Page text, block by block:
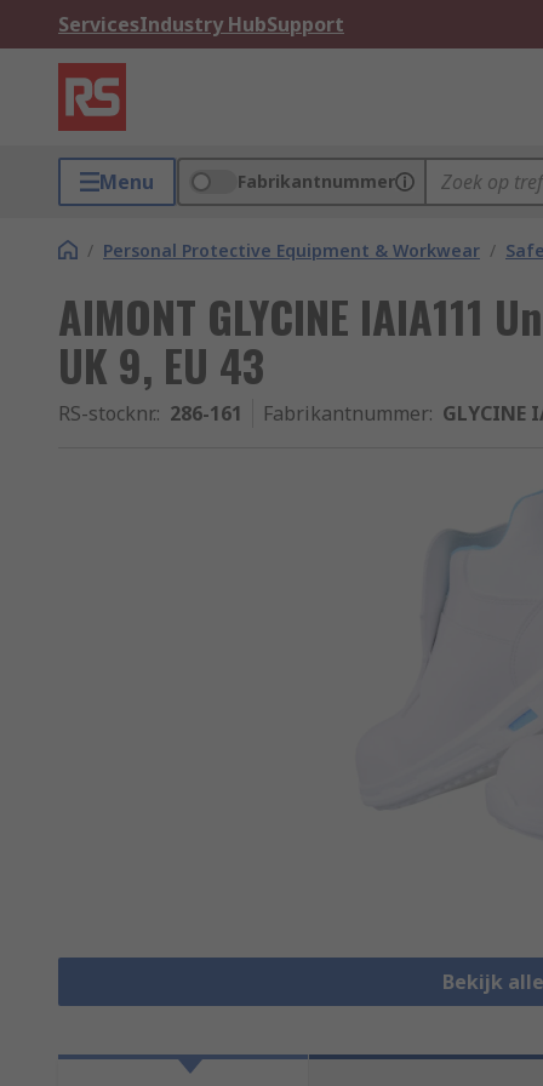
ServicesIndustry HubSupport
Menu Fabrikantnummer
/ Personal Protective Equipment & Workwear /
AIMONT GLYCINE IAIA111
UK 9, EU 43
RS-stocknr.: 286-161 Fabrikantnummer: GLYCINE
Bekijk